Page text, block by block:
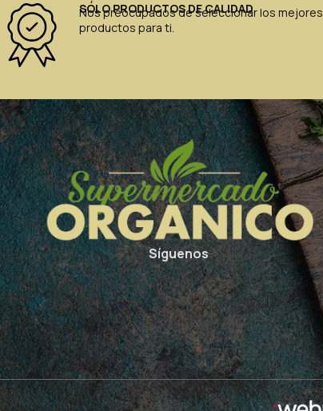
SÓLO PRODUCTOS DE CALIDAD
Nos preocupados de seleccionar los mejores
productos para ti.
Síguenos